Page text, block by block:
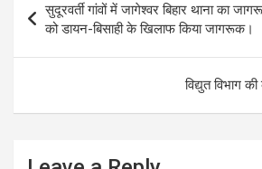
navigation
सुदूरवर्ती गांवों में जागेश्वर बिहार थाना का
को डायन-बिसाही के खिलाफ किया जागरूक।
विद्युत विभाग की